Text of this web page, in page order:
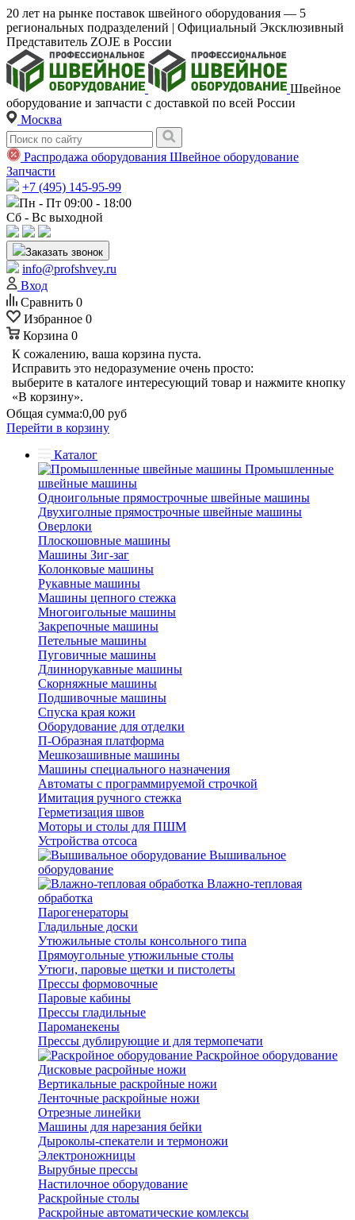
20 лет на рынке поставок швейного оборудования — 5
региональных подразделений | Официальный Эксклюзивный
Представитель ZOJE в России
Швейное
оборудование и запчасти с доставкой по всей России
Москва
Распродажа оборудования Швейное оборудование
Запчасти
+7 (495) 145-95-99
Пн - Пт 09:00 - 18:00
Сб - Вс выходной
Заказать звонок
info@profshvey.ru
Вход
Сравнить 0
Избранное 0
Корзина 0
К сожалению, ваша корзина пуста.
Исправить это недоразумение очень просто:
выберите в каталоге интересующий товар и нажмите кнопку
«В корзину».
Общая сумма:0,00 руб
Перейти в корзину
Каталог
Промышленные
швейные машины
Одноигольные прямострочные швейные машины
Двухиголные прямострочные швейные машины
Оверлоки
Плоскошовные машины
Машины Зиг-заг
Колонковые машины
Рукавные машины
Машины цепного стежка
Многоигольные машины
Закрепочные машины
Петельные машины
Пуговичные машины
Длиннорукавные машины
Скорняжные машины
Подшивочные машины
Спуска края кожи
Оборудование для отделки
П-Образная платформа
Мешкозашивные машины
Машины специального назначения
Автоматы с программируемой строчкой
Имитация ручного стежка
Герметизация швов
Моторы и столы для ПШМ
Устройства отсоса
Вышивальное
оборудование
Влажно-тепловая
обработка
Парогенераторы
Гладильные доски
Утюжильные столы консольного типа
Прямоугольные утюжильные столы
Утюги, паровые щетки и пистолеты
Прессы формовочные
Паровые кабины
Прессы гладильные
Пароманекены
Прессы дублирующие и для термопечати
Раскройное оборудование
Дисковые расройные ножи
Вертикальные раскройные ножи
Ленточные раскройные ножи
Отрезные линейки
Машины для нарезания бейки
Дыроколы-спекатели и термоножи
Электроножницы
Вырубные прессы
Настилочное оборудование
Раскройные столы
Раскройные автоматические комлексы